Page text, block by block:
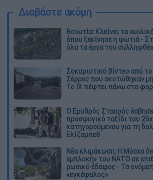
Διαβάστε ακόμη
Βοιωτία: Κλείνει το
όπου ξεκίνησε η φωτιά -
όλα τα έργα του
Σοκαριστικό βίντεο από
Σέρρες που σκοτώθηκαν
Το ΙΧ πέφτει πάνω στο
Ο Ερυθρός Σταυρός έσβησε
προσφυγικό ταξίδι του
κατηγορούμενου για τη
Ελίζαμπεθ
Νέα κλιμάκωση: Η Μόσχα
εμπλοκή» του ΝΑΤΟ σε
ρωσικό έδαφος - Τα
«εγκέφαλος»